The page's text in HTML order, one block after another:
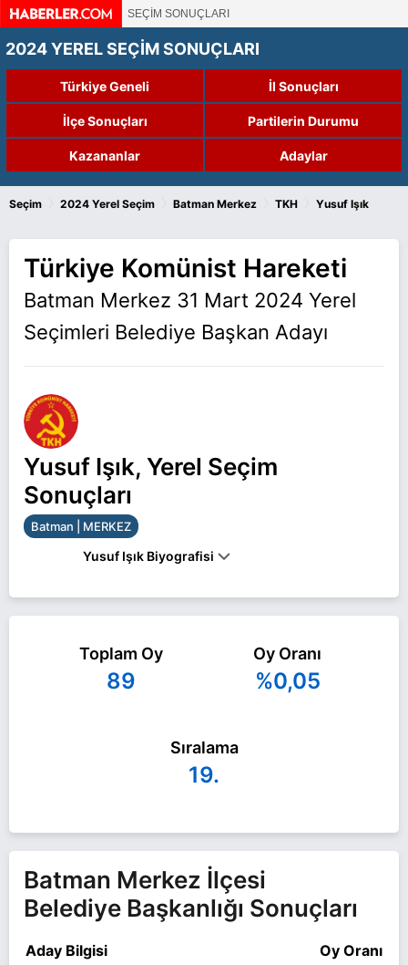
SEÇİM SONUÇLARI
2024 YEREL SEÇİM SONUÇLARI
Türkiye Geneli İl Sonuçları
İlçe Sonuçları Partilerin Durumu
Kazananlar Adaylar
Seçim 2024 Yerel Seçim Batman Merkez TKH Yusuf Işık
Türkiye Komünist Hareketi
Batman Merkez 31 Mart 2024 Yerel
Seçimleri Belediye Başkan Adayı
Yusuf Işık, Yerel Seçim
Sonuçları
Batman | MERKEZ
Yusuf Işık Biyografisi
olarak TKH ile 31 Mart 2024 yerel seçimlerinde
yarışıyor. Yusuf Işık ile ilgili daha fazla bilgi için
Yusuf Işık Haberleri
sayfamızı ziyaret edin.
Toplam Oy
89
Oy Oranı
%0,05
Sıralama
19.
Batman Merkez İlçesi
Belediye Başkanlığı Sonuçları
Aday Bilgisi Oy Oranı